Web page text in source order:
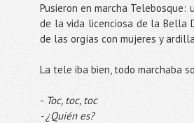
Pusieron en marcha
de la vida licenciosa de la Bella
de las orgías con mujeres y
La tele iba bien, todo marchaba
- Toc, toc, toc
- ¿Quién es?